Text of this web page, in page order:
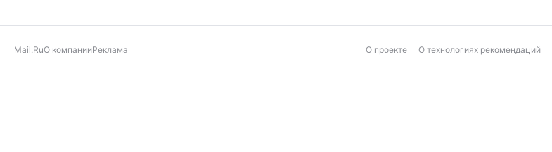
Mail.RuО компанииРеклама О проекте О технологиях рекомендаций